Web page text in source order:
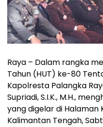
Raya – Dalam rangka
Tahun (HUT) ke-80
Kapolresta Palangka
Supriadi, S.I.K., M.H.,
yang digelar di Halaman
Kalimantan Tengah,